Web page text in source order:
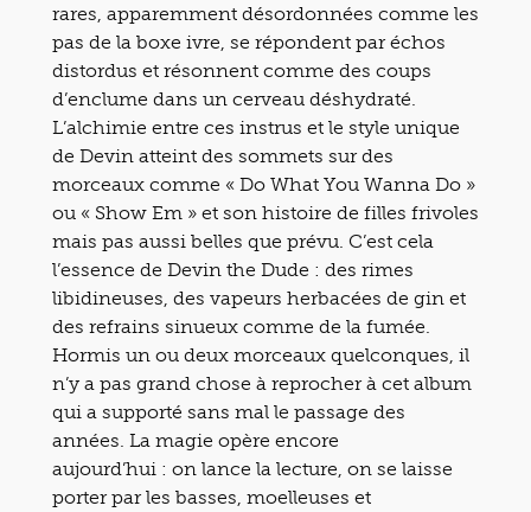
rares, apparemment désordonnées comme les
pas de la boxe ivre, se répondent par échos
distordus et résonnent comme des coups
d’enclume dans un cerveau déshydraté.
L’alchimie entre ces instrus et le style unique
de Devin atteint des sommets sur des
morceaux comme « Do What You Wanna Do »
ou « Show Em » et son histoire de filles frivoles
mais pas aussi belles que prévu. C’est cela
l’essence de Devin the Dude : des rimes
libidineuses, des vapeurs herbacées de gin et
des refrains sinueux comme de la fumée.
Hormis un ou deux morceaux quelconques, il
n’y a pas grand chose à reprocher à cet album
qui a supporté sans mal le passage des
années. La magie opère encore
aujourd’hui : on lance la lecture, on se laisse
porter par les basses, moelleuses et